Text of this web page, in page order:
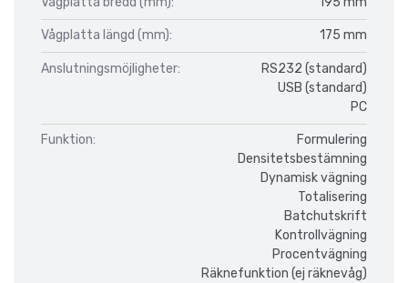
Vågplatta längd (mm): 175 mm
Anslutningsmöjligheter:
RS232 (standard)
USB (standard)
PC
Funktion:
Formulering
Densitetsbestämning
Dynamisk vägning
Totalisering
Batchutskrift
Kontrollvägning
Procentvägning
Räknefunktion (ej räknevåg)